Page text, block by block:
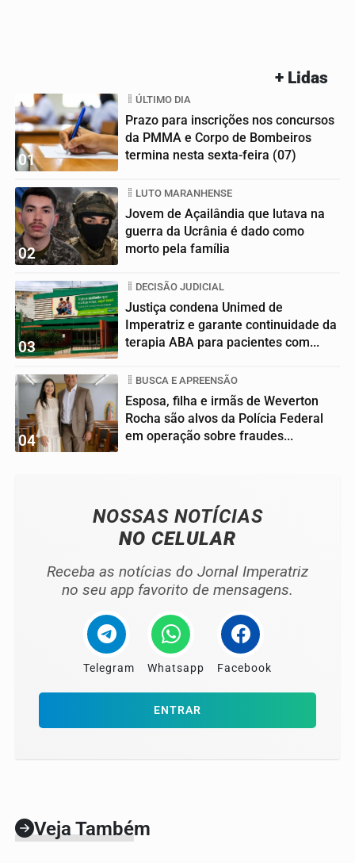
+ Lidas
01
ÚLTIMO DIA
Prazo para inscrições nos concursos
da PMMA e Corpo de Bombeiros
termina nesta sexta-feira (07)
02
LUTO MARANHENSE
Jovem de Açailândia que lutava na
guerra da Ucrânia é dado como
morto pela família
03
DECISÃO JUDICIAL
Justiça condena Unimed de
Imperatriz e garante continuidade da
terapia ABA para pacientes com...
04
BUSCA E APREENSÃO
Esposa, filha e irmãs de Weverton
Rocha são alvos da Polícia Federal
em operação sobre fraudes...
NOSSAS NOTÍCIAS
NO CELULAR
Receba as notícias do Jornal Imperatriz
no seu app favorito de mensagens.
Telegram Whatsapp Facebook
ENTRAR
Veja Também